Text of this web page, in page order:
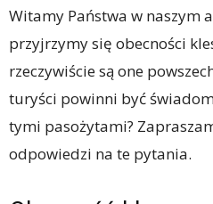
Witamy Państwa w naszym
przyjrzymy się obecności
rzeczywiście są one
turyści powinni być
tymi pasożytami?
odpowiedzi na te pytania.